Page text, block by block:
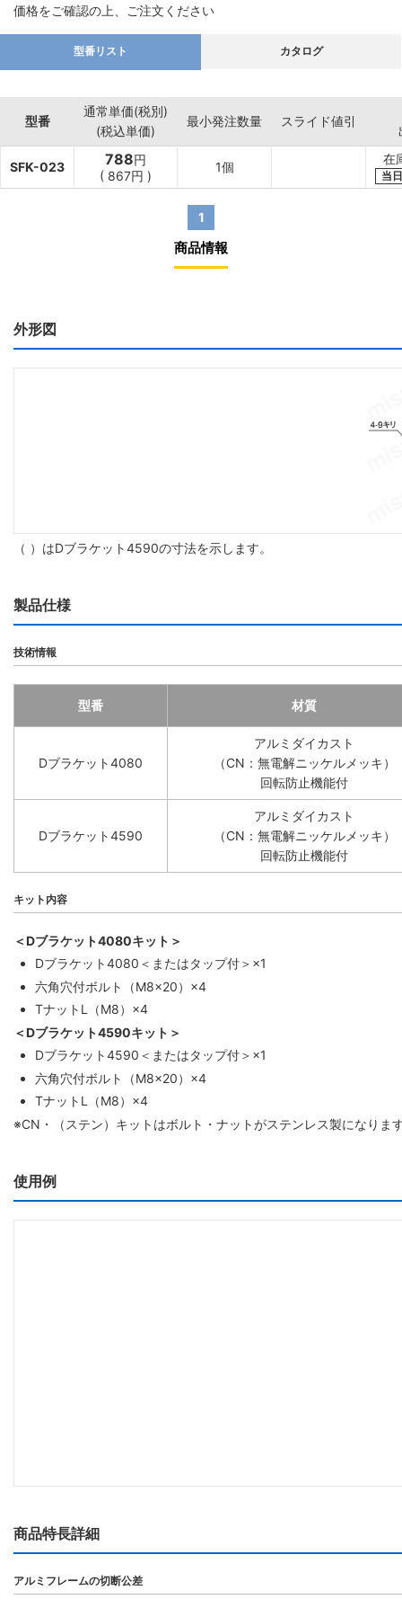
価格をご確認の上、ご注文ください
型番リスト カタログ
型番
通常単価(税別)
(税込単価)
最小発注数量 スライド値引
SFK-023 788円
( 867円 )
1個
在
当
1
商品情報
外形図
（ ）はDブラケット4590の寸法を示します。
製品仕様
技術情報
型番 材質
Dブラケット4080
アルミダイカスト
（CN：無電解ニッケルメッキ）
回転防止機能付
Dブラケット4590
アルミダイカスト
（CN：無電解ニッケルメッキ）
回転防止機能付
キット内容
＜Dブラケット4080キット＞
Dブラケット4080＜またはタップ付＞×1
六角穴付ボルト（M8×20）×4
TナットL（M8）×4
＜Dブラケット4590キット＞
Dブラケット4590＜またはタップ付＞×1
六角穴付ボルト（M8×20）×4
TナットL（M8）×4
※CN・（ステン）キットはボルト・ナットがステンレス製になりま
使用例
商品特長詳細
アルミフレームの切断公差